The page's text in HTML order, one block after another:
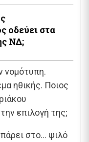
οδεύει στα
ΝΔ;
νομότυπη.
ηθικής. Ποιος
επιλογή της;
στο… ψιλό